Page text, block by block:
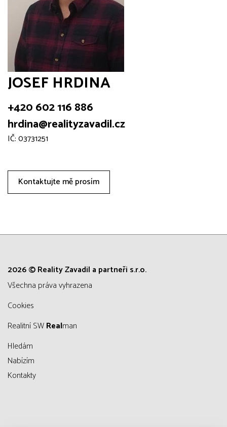
JOSEF HRDINA
+420 602 116 886
hrdina@realityzavadil.cz
IČ: 03731251
Kontaktujte mě prosím
2026 © Reality Zavadil a partneři s.r.o.
všechna práva vyhrazena
Cookies
Realitní SWRealman
Hledám
Nabízím
Kontakty